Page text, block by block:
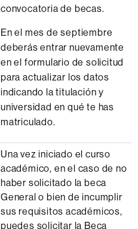
convocatoria de becas.
En el mes de septiembre
deberás entrar nuevamente
en el formulario de solicitud
para actualizar los datos
indicando la titulación y
universidad en qué te has
matriculado.
Una vez iniciado el curso
académico, en el caso de no
haber solicitado la beca
General o bien de incumplir
sus requisitos académicos,
puedes solicitar la Beca